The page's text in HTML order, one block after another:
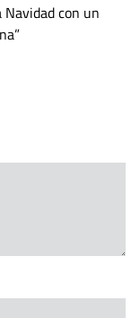
con un